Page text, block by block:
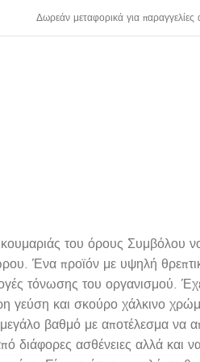
Δωρεάν μεταφορικά για
κουμαριάς του όρους Συμβόλου
Ένα προϊόν με υψηλή
τόνωσης του οργανισμού.
γεύση και σκούρο χάλκινο
μεγάλο βαθμό με αποτέλεσμα να
διάφορες ασθένειες αλλά και